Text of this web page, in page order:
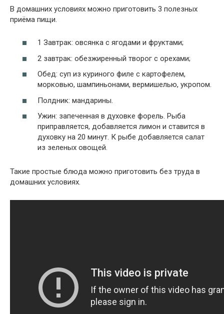
В домашних условиях можно приготовить 3 полезных
приёма пищи.
1 Завтрак: овсянка с ягодами и фруктами;
2 завтрак: обезжиренный творог с орехами;
Обед: суп из куриного филе с картофелем,
морковью, шампиньонами, вермишелью, укропом.
Полдник: мандарины.
Ужин: запеченная в духовке форель. Рыба
приправляется, добавляется лимон и ставится в
духовку на 20 минут. К рыбе добавляется салат
из зеленых овощей.
Такие простые блюда можно приготовить без труда в
домашних условиях.